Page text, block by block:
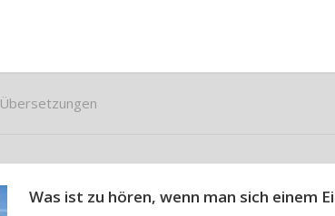
Übersetzungen
Was ist zu hören, wenn man sich einem